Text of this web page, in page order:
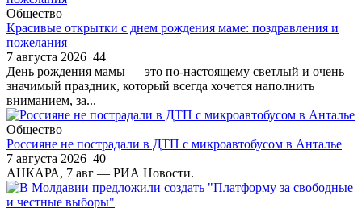
Общество
Красивые открытки с днем рождения маме: поздравления и
пожелания
7 августа 2026 44
День рождения мамы — это по-настоящему светлый и очень
значимый праздник, который всегда хочется наполнить
вниманием, за...
Общество
Россияне не пострадали в ДТП с микроавтобусом в Анталье
7 августа 2026 40
АНКАРА, 7 авг — РИА Новости.